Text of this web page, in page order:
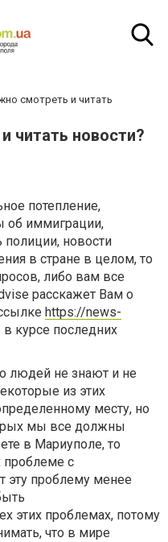
смотреть и читать
читать новости?
потепление,
об иммиграции,
новости
в стране в целом, то
либо вам все
расскажет Вам о
https://news-
курсе последних
людей не знают и не
из этих
месту, но
мы все должны
в Мариуполе, то
проблеме с
эту проблему менее
этих проблемах, потому
что в мире